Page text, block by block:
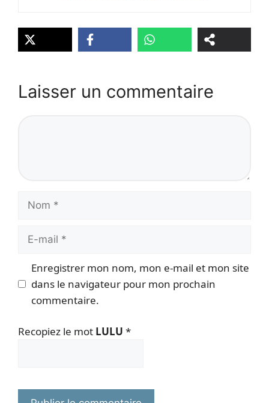
Laisser un commentaire
Nom
Enregistrer mon nom, mon e-mail et mon site
dans le navigateur pour mon prochain
commentaire.
Recopiez le mot LULU *